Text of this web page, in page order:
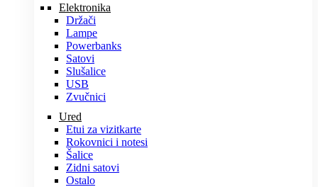
Elektronika
Držači
Lampe
Powerbanks
Satovi
Slušalice
USB
Zvučnici
Ured
Etui za vizitkarte
Rokovnici i notesi
Šalice
Zidni satovi
Ostalo